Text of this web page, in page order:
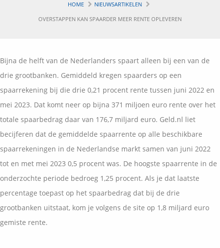
Garanties
Samenwerkende partners
Disclaimer
Media
Expats services
Onderhoudsabonnementen
Klanten over
Blog
Life style planning
HOME
NIEUWSARTIKELEN
OVERSTAPPEN KAN SPAARDER MEER RENTE OPLEVEREN
Bijna de helft van de Nederlanders spaart alleen bij een van de
drie grootbanken. Gemiddeld kregen spaarders op een
spaarrekening bij die drie 0,21 procent rente tussen juni 2022 en
mei 2023. Dat komt neer op bijna 371 miljoen euro rente over het
totale spaarbedrag daar van 176,7 miljard euro. Geld.nl liet
becijferen dat de gemiddelde spaarrente op alle beschikbare
spaarrekeningen in de Nederlandse markt samen van juni 2022
tot en met mei 2023 0,5 procent was. De hoogste spaarrente in de
onderzochte periode bedroeg 1,25 procent. Als je dat laatste
percentage toepast op het spaarbedrag dat bij de drie
grootbanken uitstaat, kom je volgens de site op 1,8 miljard euro
gemiste rente.